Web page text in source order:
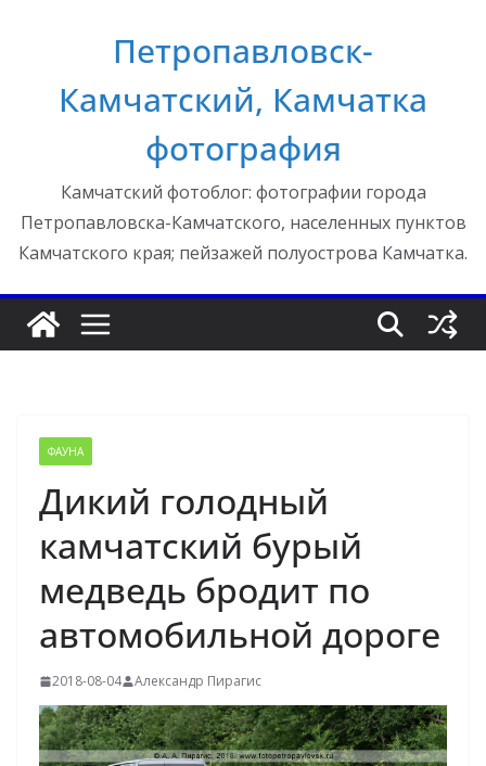
Петропавловск-
Камчатский, Камчатка
фотография
Камчатский фотоблог: фотографии города
Петропавловска-Камчатского, населенных пунктов
Камчатского края; пейзажей полуострова Камчатка.
ФАУНА
Дикий голодный
камчатский бурый
медведь бродит по
автомобильной дороге
2018-08-04 Александр Пирагис